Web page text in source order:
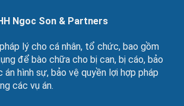
Ngoc Son & Partners
lý cho cá nhân, tổ chức, bao gồm
để bào chữa cho bị can, bị cáo, bảo
án hình sự, bảo vệ quyền lợi hợp pháp
các vụ án.